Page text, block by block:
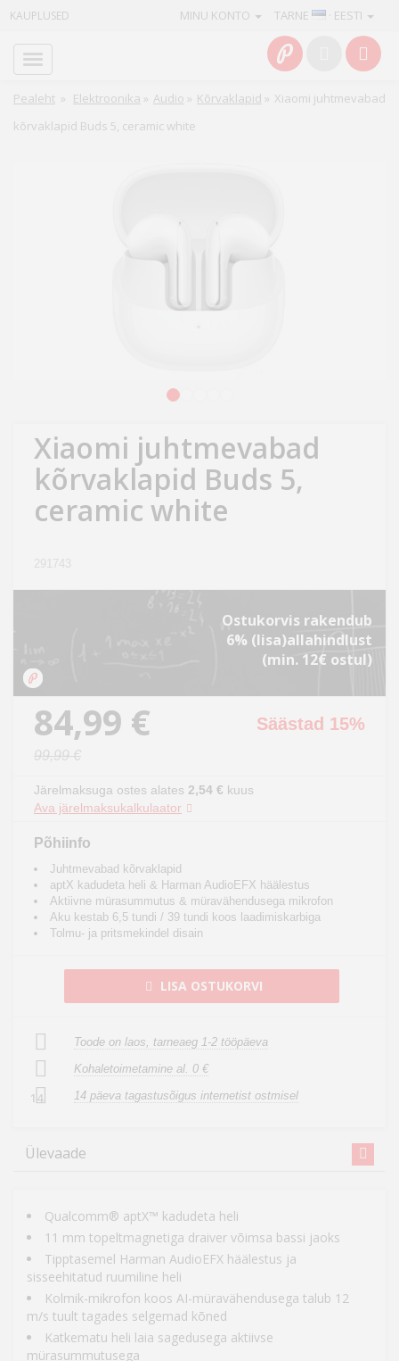
KAUPLUSED TARNE · EESTI
MINU KONTO
Pealeht » Elektroonika » Audio » Kõrvaklapid » Xiaomi juhtmevabad
kõrvaklapid Buds 5, ceramic white
Xiaomi juhtmevabad
kõrvaklapid Buds 5,
ceramic white
291743
Ostukorvis rakendub
6% (lisa)allahindlust
(min. 12€ ostul)
84,99 € Säästad 15%
99,99 €
Järelmaksuga ostes alates 2,54 € kuus
Ava järelmaksukalkulaator
Põhiinfo
Juhtmevabad kõrvaklapid
aptX kadudeta heli & Harman AudioEFX häälestus
Aktiivne mürasummutus & müravähendusega mikrofon
Aku kestab 6,5 tundi / 39 tundi koos laadimiskarbiga
Tolmu- ja pritsmekindel disain
LISA OSTUKORVI
Toode on laos, tarneaeg 1-2 tööpäeva
Kohaletoimetamine al. 0 €
14 14 päeva tagastusõigus internetist ostmisel
Ülevaade
Qualcomm® aptX™ kadudeta heli
11 mm topeltmagnetiga draiver võimsa bassi jaoks
Tipptasemel Harman AudioEFX häälestus ja
sisseehitatud ruumiline heli
Kolmik-mikrofon koos AI-müravähendusega talub 12
m/s tuult tagades selgemad kõned
Katkematu heli laia sagedusega aktiivse
mürasummutusega
Info
Teenused
aed
Ilu
Mänguasjad
Auto